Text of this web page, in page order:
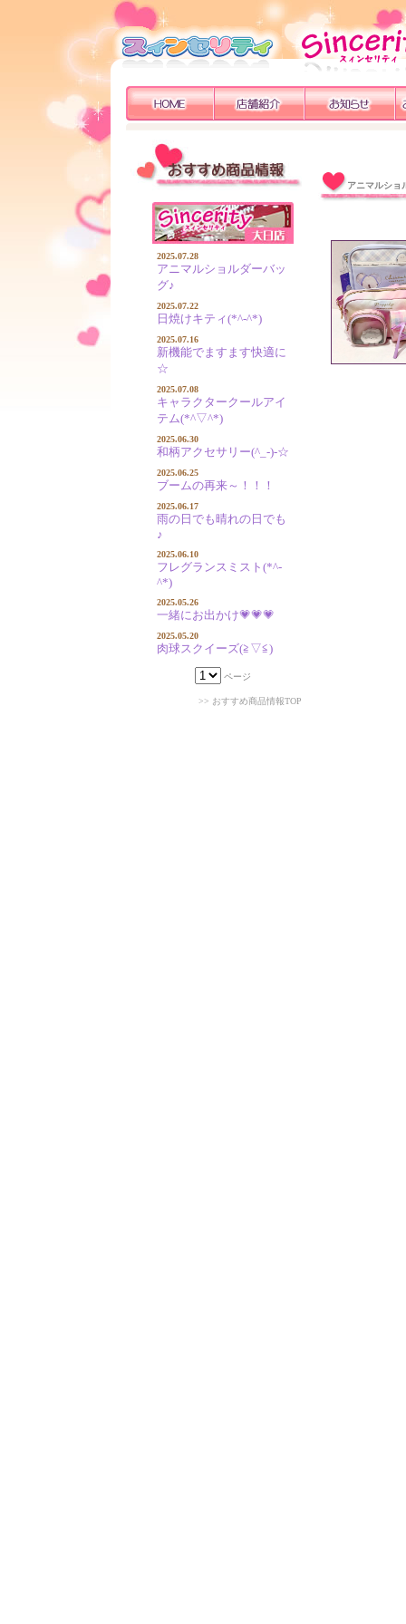
2025.07.28
アニマルショルダーバッ
グ♪
2025.07.22
日焼けキティ(*^-^*)
2025.07.16
新機能でますます快適に
☆
2025.07.08
キャラクタークールアイ
テム(*^▽^*)
2025.06.30
和柄アクセサリー(^_-)-☆
2025.06.25
ブームの再来～！！！
2025.06.17
雨の日でも晴れの日でも
♪
2025.06.10
フレグランスミスト(*^-
^*)
2025.05.26
一緒にお出かけ💗💗💗
2025.05.20
肉球スクイーズ(≧▽≦)
ページ
>> おすすめ商品情報TOP
アニマルショ